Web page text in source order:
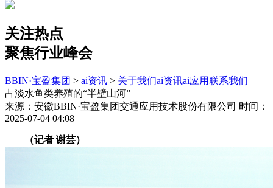
关注热点
聚焦行业峰会
BBIN·宝盈集团 > ai资讯 > 关于我们ai资讯ai应用联系我们
占淡水鱼类养殖的“半壁山河”
来源：安徽BBIN·宝盈集团交通应用技术股份有限公司 时间：
2025-07-04 04:08
（记者 谢芸）